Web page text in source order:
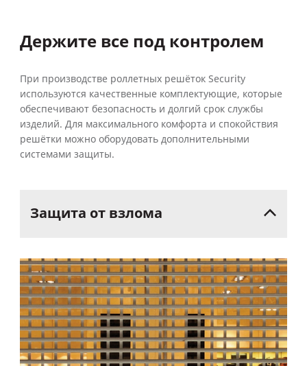
Держите все под контролем
При производстве роллетных решёток Security
используются качественные комплектующие, которые
обеспечивают безопасность и долгий срок службы
изделий. Для максимального комфорта и спокойствия
решётки можно оборудовать дополнительными
системами защиты.
Защита от взлома